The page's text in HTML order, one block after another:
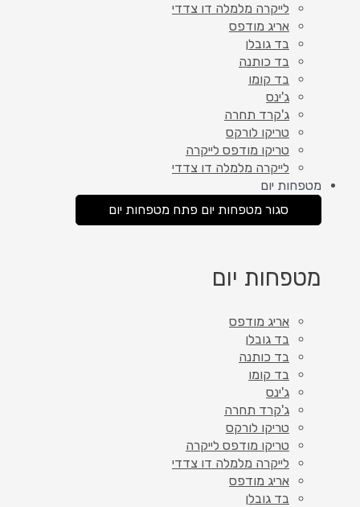
לייקרה מלמלה דו צדדי
אריג מודפס
בד גובלן
בד כותנה
בד קומו
ג'ינס
ג'קרד תחרה
טריקו לורקס
טריקו מודפס לייקרה
לייקרה מלמלה דו צדדי
מטפחות יום
סגור מטפחות יום פתח מטפחות יום
מטפחות יום
אריג מודפס
בד גובלן
בד כותנה
בד קומו
ג'ינס
ג'קרד תחרה
טריקו לורקס
טריקו מודפס לייקרה
לייקרה מלמלה דו צדדי
אריג מודפס
בד גובלן